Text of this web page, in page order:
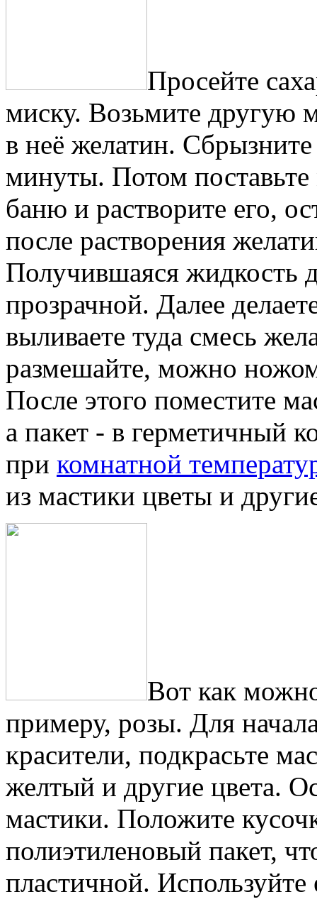
Просейте
миску. Возьмите другую
в неё желатин.
минуты. Потом
баню и растворите его,
после растворения
Получившаяся жидкость
прозрачной. Далее
выливаете туда смесь
размешайте, можно
После этого поместите
а пакет - в герметичный
при комнатной
из мастики цветы и
Вот как
примеру, розы. Для
красители, подкрасьте
желтый и другие цвета.
мастики. Положите
полиэтиленовый пакет,
пластичной.